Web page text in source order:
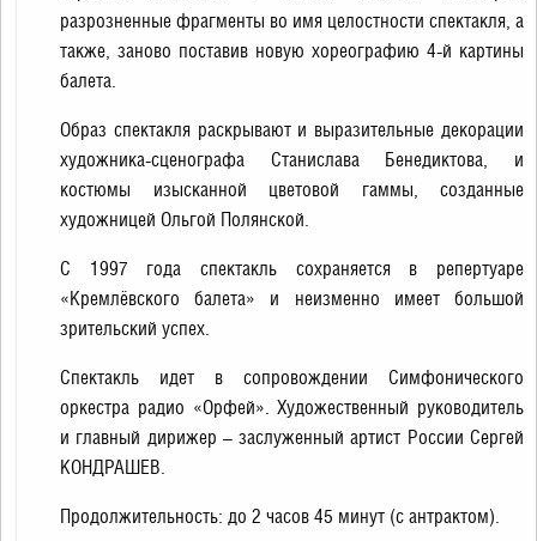
разрозненные фрагменты во имя целостности спектакля, а
также, заново поставив новую хореографию 4-й картины
балета.
Образ спектакля раскрывают и выразительные декорации
художника-сценографа Станислава Бенедиктова, и
костюмы изысканной цветовой гаммы, созданные
художницей Ольгой Полянской.
С 1997 года спектакль сохраняется в репертуаре
«Кремлёвского балета» и неизменно имеет большой
зрительский успех.
Спектакль идет в сопровождении Симфонического
оркестра радио «Орфей». Художественный руководитель
и главный дирижер – заслуженный артист России Сергей
КОНДРАШЕВ.
Продолжительность: до 2 часов 45 минут (с антрактом).